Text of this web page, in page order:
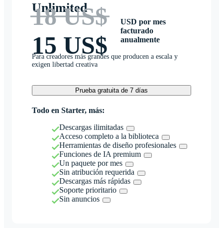
Unlimited
18 US$
15 US$
USD por mes
facturado
anualmente
Para creadores más grandes que producen a escala y
exigen libertad creativa
Prueba gratuita de 7 días
Todo en Starter, más:
Descargas ilimitadas
Acceso completo a la biblioteca
Herramientas de diseño profesionales
Funciones de IA premium
Un paquete por mes
Sin atribución requerida
Descargas más rápidas
Soporte prioritario
Sin anuncios